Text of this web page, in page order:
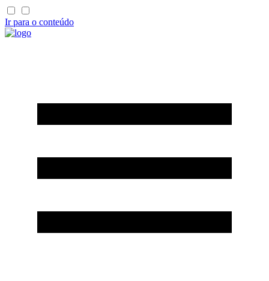
Ir para o conteúdo